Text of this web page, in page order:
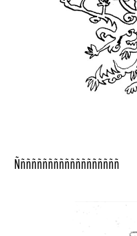
Ñññññññññññññññññññ